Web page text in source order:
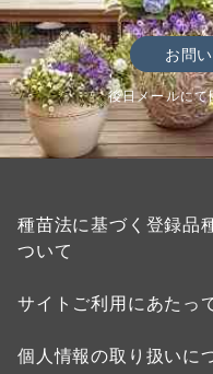
お問
後日メールに
種苗法に基づく登録品
ついて
サイトご利用にあたっ
個人情報の取り扱いに